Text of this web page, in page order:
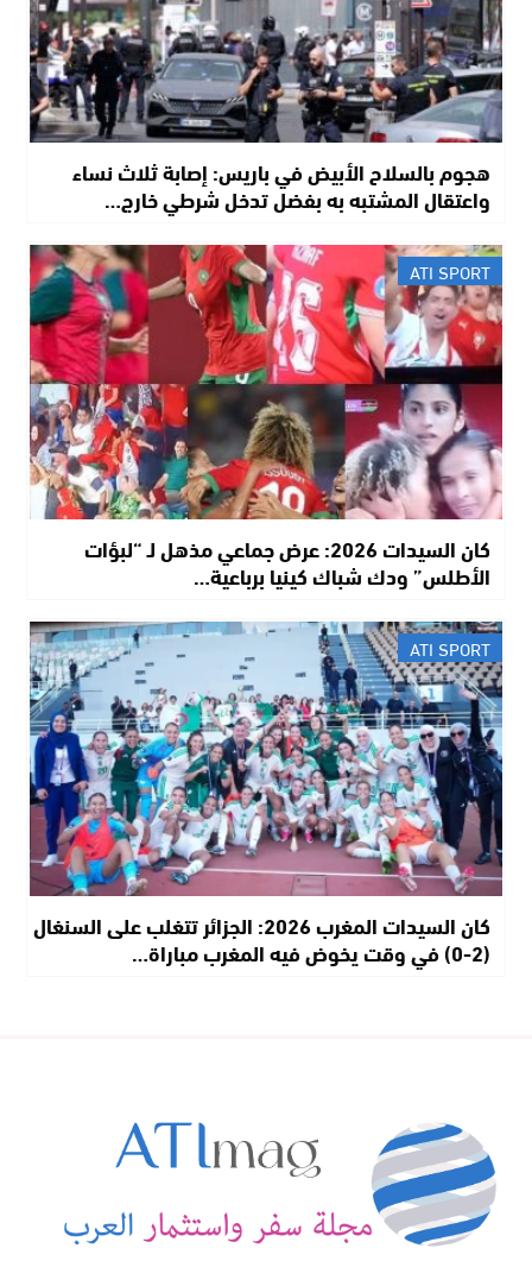
هجوم بالسلاح الأبيض في باريس: إصابة ثلاث نساء
واعتقال المشتبه به بفضل تدخل شرطي خارج…
ATI SPORT
كان السيدات 2026: عرض جماعي مذهل لـ “لبؤات
الأطلس” ودك شباك كينيا برباعية…
ATI SPORT
كان السيدات المغرب 2026: الجزائر تتغلب على السنغال
(2-0) في وقت يخوض فيه المغرب مباراة…